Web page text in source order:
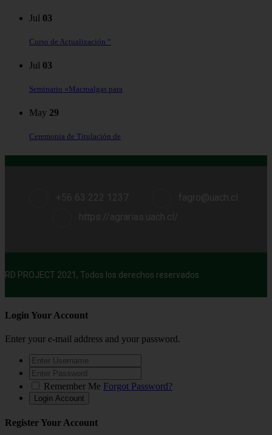
Jul 03
Curso de Actualización “
Jul 03
Seminario «Macroalgas para
May 29
Ceremonia de Titulación de
RD PROJECT 2021, Todos los derechos reservados.
Login Your Account
Enter your e-mail address and your password.
Remember Me Forgot Password?
Register Your Account